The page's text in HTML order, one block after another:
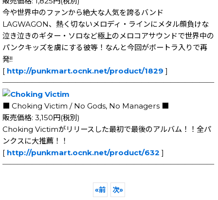
今や世界中のファンから絶大な人気を誇るバンド
LAGWAGON、熱く切ないメロディ・ラインにメタル顔負けな
泣き泣きのギター・ソロなど極上のメロコアサウンドで世界中の
パンクキッズを虜にする彼等！なんと今回がボートラ入りで再
発!!
[ http://punkmart.ocnk.net/product/1829 ]
─────────────────────────────
■ Choking Victim / No Gods, No Managers ■
販売価格: 3,150円(税別)
Choking Victimがリリースした最初で最後のアルバム！！全パ
ンクスに大推薦！！
[ http://punkmart.ocnk.net/product/632 ]
─────────────────────────────
«前 次»